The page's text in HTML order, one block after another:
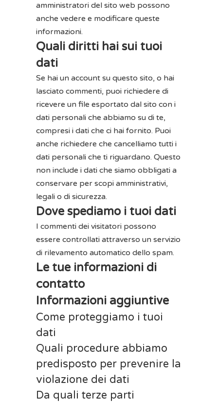
amministratori del sito web possono
anche vedere e modificare queste
informazioni.
Quali diritti hai sui tuoi
dati
Se hai un account su questo sito, o hai
lasciato commenti, puoi richiedere di
ricevere un file esportato dal sito con i
dati personali che abbiamo su di te,
compresi i dati che ci hai fornito. Puoi
anche richiedere che cancelliamo tutti i
dati personali che ti riguardano. Questo
non include i dati che siamo obbligati a
conservare per scopi amministrativi,
legali o di sicurezza.
Dove spediamo i tuoi dati
I commenti dei visitatori possono
essere controllati attraverso un servizio
di rilevamento automatico dello spam.
Le tue informazioni di
contatto
Informazioni aggiuntive
Come proteggiamo i tuoi
dati
Quali procedure abbiamo
predisposto per prevenire la
violazione dei dati
Da quali terze parti